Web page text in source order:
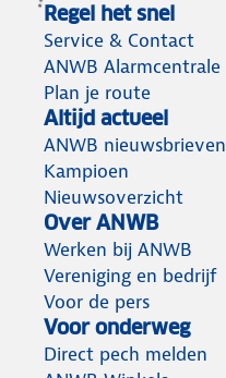
Regel het snel
Service & Contact
ANWB Alarmcentrale
Plan je route
Altijd actueel
ANWB nieuwsbrieven
Kampioen
Nieuwsoverzicht
Over ANWB
Werken bij ANWB
Vereniging en bedrijf
Voor de pers
Voor onderweg
Direct pech melden